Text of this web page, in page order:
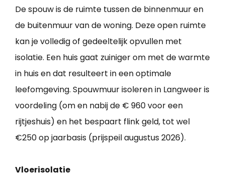
De spouw is de ruimte tussen de binnenmuur en
de buitenmuur van de woning. Deze open ruimte
kan je volledig of gedeeltelijk opvullen met
isolatie. Een huis gaat zuiniger om met de warmte
in huis en dat resulteert in een optimale
leefomgeving. Spouwmuur isoleren in Langweer is
voordeling (om en nabij de € 960 voor een
rijtjeshuis) en het bespaart flink geld, tot wel
€250 op jaarbasis (prijspeil augustus 2026).
Vloerisolatie